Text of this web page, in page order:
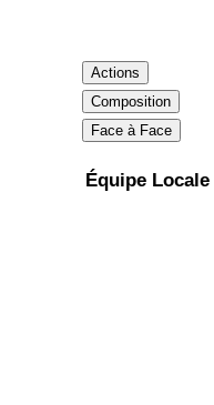
Actions
Composition
Face à Face
Équipe Locale